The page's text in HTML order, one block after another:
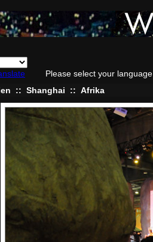
Please select your language
:: Shanghai :: Afrika